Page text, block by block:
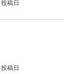
投稿日
投稿日